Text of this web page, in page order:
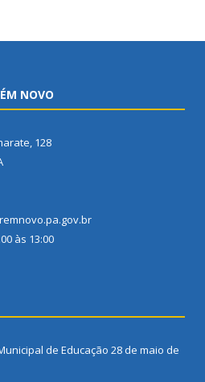
NOVO
128
às 13:00
de Educação 28 de maio de